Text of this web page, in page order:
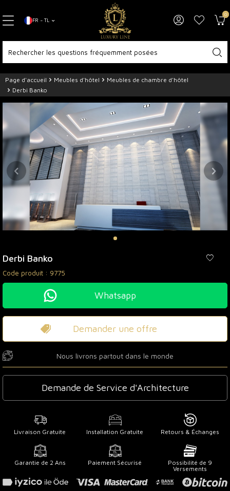
FR − TL
0
Page d'accueil Meubles d'hôtel
Meubles de chambre d'hôtel
Derbi Banko
Derbi Banko
Code produit : 9775
Whatsapp
Demander une offre
Nous livrons partout dans le monde
Demande de Service d'Architecture
Livraison Gratuite Installation Gratuite Retours & Échanges
Garantie de 2 Ans Paiement Sécurisé
Possibilité de 9
Versements